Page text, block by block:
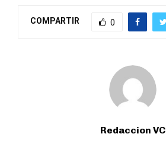
COMPARTIR 0
Redaccion VC